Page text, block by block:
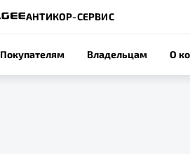
АНТИКОР-СЕРВИС
Покупателям Владельцам О